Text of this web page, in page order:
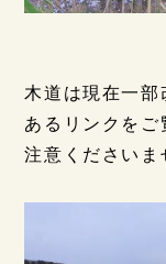
木道は現在一
あるリンクを
注意くださいま